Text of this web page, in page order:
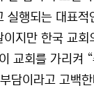
행되는 대표
지만 한국 교
교회를 가리켜
담이라고 고백